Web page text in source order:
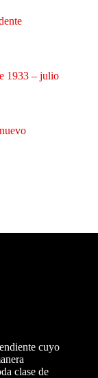
1933 – julio
cuyo
clase de